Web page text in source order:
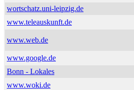
wortschatz.uni-leipzig.de
www.teleauskunft.de
www.web.de
www.google.de
Bonn - Lokales
www.woki.de